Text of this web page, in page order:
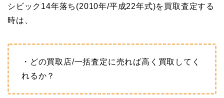
シビック14年落ち(2010年/平成22年式)を買取査定する
時は、
・どの買取店/一括査定に売れば高く買取してく
れるか？